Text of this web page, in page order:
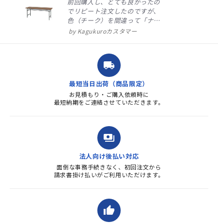
でリピート注文したのですが、
色（チーク）を間違って「ナチ
ュラル」としてしまいました。
ました。商品到着も早く、品
質・使いやすさで満足していま
す。また、リピートするときは
よろしくお...
Kagukuroカスタマー
local_shipping
最短当日出荷（商品限定）
お見積もり・ご購入依頼時に
最短納期をご連絡させていただきます。
payments
法人向け後払い対応
面倒な事務手続きなく、初回注文から
請求書掛け払いがご利用いただけます。
thumb_up